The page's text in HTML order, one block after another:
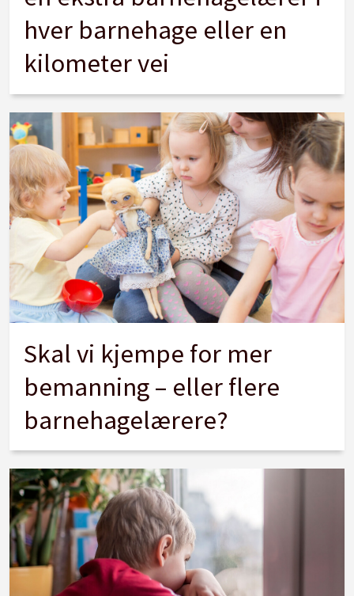
hver barnehage eller en
kilometer vei
Skal vi kjempe for mer
bemanning – eller flere
barnehagelærere?